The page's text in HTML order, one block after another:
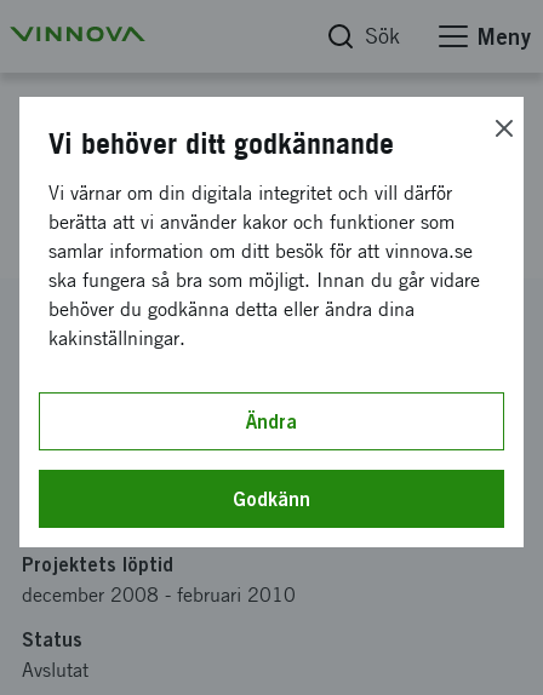
Sök Meny
Strategi för globala länkar i
GHz Centrum
Diarienummer
2008-03356
Koordinator
CHALMERS TEKNISKA HÖGSKOLA AKTIEBOLAG
Institutionen för mikroteknologi och nanovetenskap
Projektets löptid
december 2008 - februari 2010
Status
Avslutat
Vi behöver ditt godkännande
Vi värnar om din digitala integritet och vill därför
berätta att vi använder kakor och funktioner som
samlar information om ditt besök för att vinnova.se
ska fungera så bra som möjligt. Innan du går vidare
behöver du godkänna detta eller ändra dina
kakinställningar.
Ändra
Godkänn